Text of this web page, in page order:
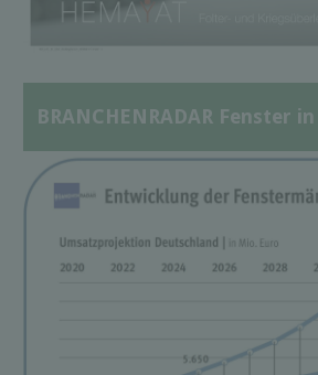
BRANCHENRADAR Fenster